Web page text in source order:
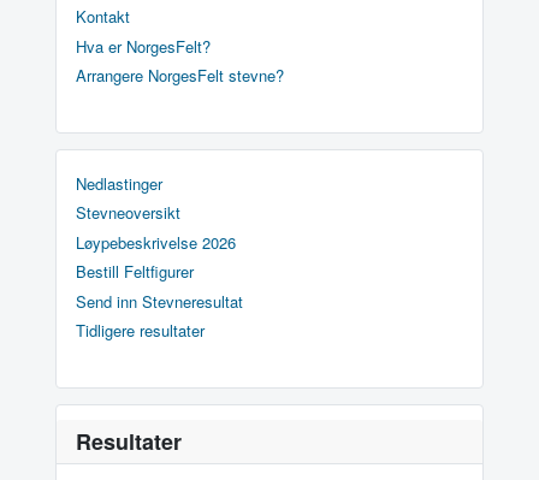
Kontakt
Hva er NorgesFelt?
Arrangere NorgesFelt stevne?
Nedlastinger
Stevneoversikt
Løypebeskrivelse 2026
Bestill Feltfigurer
Send inn Stevneresultat
Tidligere resultater
Resultater